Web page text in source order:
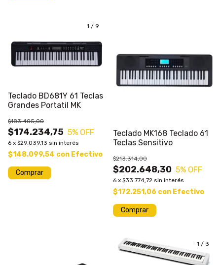
1 / 9
Teclado BD681Y 61 Teclas
Grandes Portatil MK
$174.234,75
$183.405,00
5% OFF
6 x $29.039,13 sin interés
$148.099,54 con Efectivo
Comprar
Teclado MK168 Teclado 61
Teclas Sensitivo
$202.648,30
$213.314,00
5% OFF
6 x $33.774,72 sin interés
$172.251,06 con Efectivo
Comprar
1 / 3